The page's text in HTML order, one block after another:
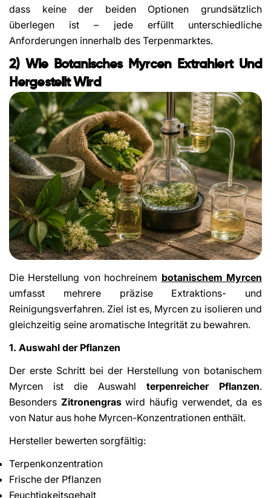
dass keine der beiden Optionen grundsätzlich
überlegen ist – jede erfüllt unterschiedliche
Anforderungen innerhalb des Terpenmarktes.
2) Wie Botanisches Myrcen Extrahiert Und
Hergestellt Wird
Die Herstellung von hochreinem botanischem Myrcen
umfasst mehrere präzise Extraktions- und
Reinigungsverfahren. Ziel ist es, Myrcen zu isolieren und
gleichzeitig seine aromatische Integrität zu bewahren.
1. Auswahl der Pflanzen
Der erste Schritt bei der Herstellung von botanischem
Myrcen ist die Auswahl terpenreicher Pflanzen.
Besonders Zitronengraswird häufig verwendet, da es
von Natur aus hohe Myrcen-Konzentrationen enthält.
Hersteller bewerten sorgfältig:
Terpenkonzentration
Frische der Pflanzen
Feuchtigkeitsgehalt